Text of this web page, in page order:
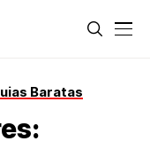
Baratas